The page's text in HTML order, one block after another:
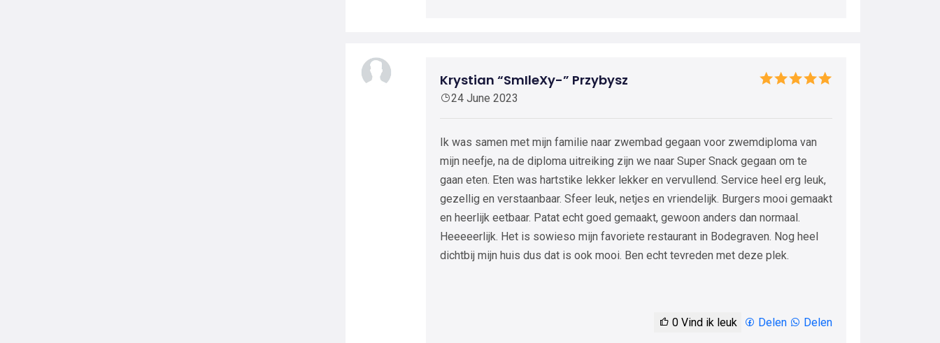
Krystian “SmIleXy-” Przybysz
24 June 2023
Ik was samen met mijn familie naar zwembad gegaan voor zwemdiploma van
mijn neefje, na de diploma uitreiking zijn we naar Super Snack gegaan om te
gaan eten. Eten was hartstike lekker lekker en vervullend. Service heel erg leuk,
gezellig en verstaanbaar. Sfeer leuk, netjes en vriendelijk. Burgers mooi gemaakt
en heerlijk eetbaar. Patat echt goed gemaakt, gewoon anders dan normaal.
Heeeeerlijk. Het is sowieso mijn favoriete restaurant in Bodegraven. Nog heel
dichtbij mijn huis dus dat is ook mooi. Ben echt tevreden met deze plek.
0 Vind ik leuk Delen Delen